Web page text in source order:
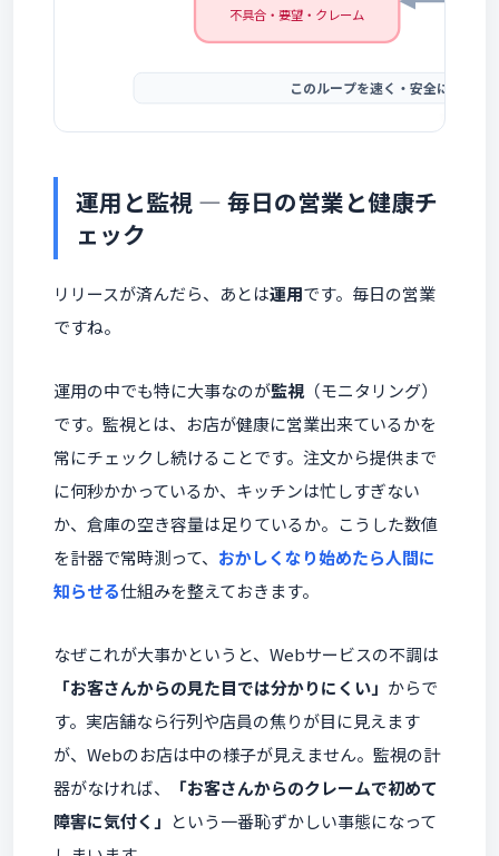
不具合・要望・クレーム
このループを速く・安全に回す工
運用と監視 ― 毎日の営業と健康チ
ェック
リリースが済んだら、あとは運用です。毎日の営業
ですね。
運用の中でも特に大事なのが監視（モニタリング）
です。監視とは、お店が健康に営業出来ているかを
常にチェックし続けることです。注文から提供まで
に何秒かかっているか、キッチンは忙しすぎない
か、倉庫の空き容量は足りているか。こうした数値
を計器で常時測って、 おかしくなり始めたら人間に
知らせる仕組みを整えておきます。
なぜこれが大事かというと、Webサービスの不調は
「お客さんからの見た目では分かりにくい」 からで
す。実店舗なら行列や店員の焦りが目に見えます
が、Webのお店は中の様子が見えません。監視の計
器がなければ、
「お客さんからのクレームで初めて
障害に気付く」 という一番恥ずかしい事態になって